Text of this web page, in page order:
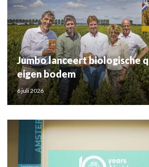
Jumbo lanceert biologische
eigen bodem
6 juli 2026